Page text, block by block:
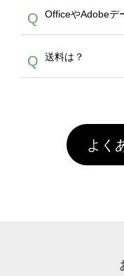
イント
ント＝1
トは発送
からご利
年間で
文回数に
頂いても
クにカ
A
意点（前
ワイト、
といって
を塗布し
害な性質
お手数
してい
通常注文
Q OfficeやAdobeデ
A
ません。
像
Q 送料は？
引」な
場合は
い。
よく